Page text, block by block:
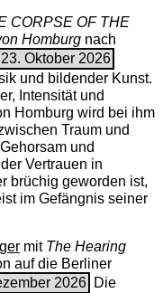
CORPSE OF THE
Homburgnach
Oktober 2026
und bildender Kunst.
Intensität und
Homburg wird bei ihm
Traum und
und
Vertrauen in
brüchig geworden ist,
im Gefängnis seiner
mit The ­Hearing
auf die Berliner
2026 Die